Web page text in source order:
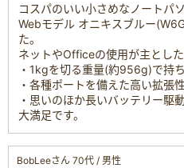
コスパのいい小さめなノートパ
Webモデル オニキスブルー
た。
ネットやOfficeの使用が主とした
・1kgを切る重量(約956g)で持
・各種ポートを備えた高い拡張性
・思いのほか長いバッテリー駆
大満足です。
BobLeeさん 70代 / 男性